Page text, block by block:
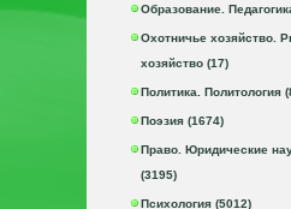
Образование.
Охотничье хозяйство.
хозяйство (17)
Политика. Политология
Поэзия (1674)
Право. Юридические
(3195)
Психология (5012)